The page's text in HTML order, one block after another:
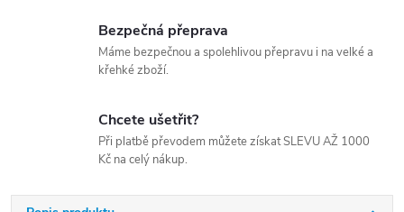
Bezpečná přeprava
Máme bezpečnou a spolehlivou přepravu i na velké a
křehké zboží.
Chcete ušetřit?
Při platbě převodem můžete získat SLEVU AŽ 1000
Kč na celý nákup.